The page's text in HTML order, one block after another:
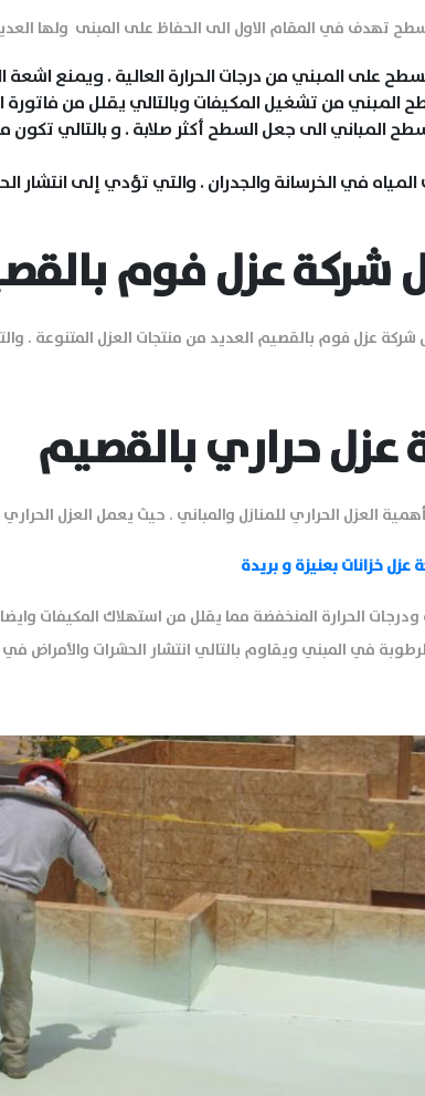
تهدف في المقام الاول الى الحفاظ على المبنى ولها
على المبني من درجات الحرارة العالية . ويمنع
المبني من تشغيل المكيفات وبالتالي يقلل من فاتورة
المباني الى جعل السطح أكثر صلابة . و بالتالي تكون
في الخرسانة والجدران . والتي تؤدي إلى
شركة عزل فوم
عزل فوم بالقصيم العديد من منتجات العزل المتنوعة .
عزل حراري بالقصيم
العزل الحراري للمنازل والمباني . حيث يعمل العزل
عزل خزانات بعنيزة و بريدة
ودرجات الحرارة المنخفضة مما يقلل من استهلاك المكيفات
في المبني ويقاوم بالتالي انتشار الحشرات والأمراض في